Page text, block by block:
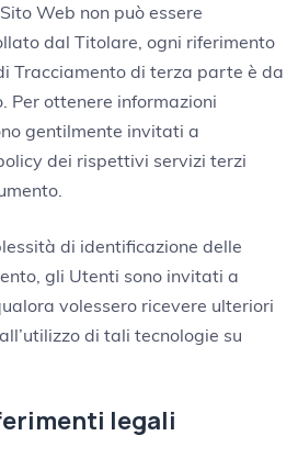
Web non può essere
dal Titolare, ogni riferimento
Tracciamento di terza parte è da
Per ottenere informazioni
gentilmente invitati a
dei rispettivi servizi terzi
di identificazione delle
gli Utenti sono invitati a
volessero ricevere ulteriori
di tali tecnologie su
legali